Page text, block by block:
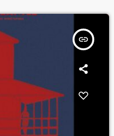
insert_link